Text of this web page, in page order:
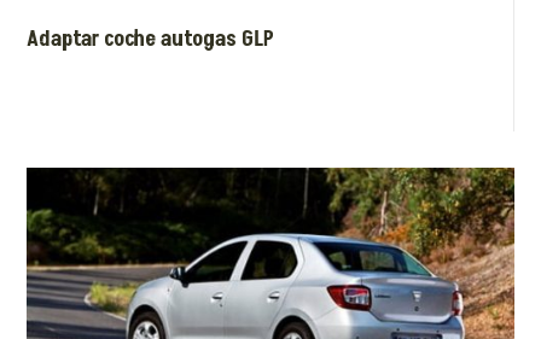
Adaptar coche autogas GLP